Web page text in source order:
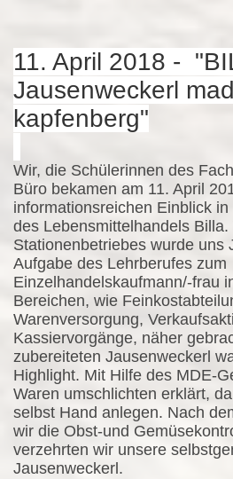
11. April 2018 -
Jausenweckerl
kapfenberg"
Wir, die Schülerinnen des
Büro bekamen am 11. April
informationsreichen Einblick
des Lebensmittelhandels
Stationenbetriebes wurde uns
Aufgabe des Lehrberufes zum
Einzelhandelskaufmann/-frau
Bereichen, wie
Warenversorgung,
Kassiervorgänge, näher
zubereiteten Jausenweckerl
Highlight. Mit Hilfe des MDE-
Waren umschlichten erklärt,
selbst Hand anlegen. Nach
wir die Obst-und
verzehrten wir unsere
Jausenweckerl.